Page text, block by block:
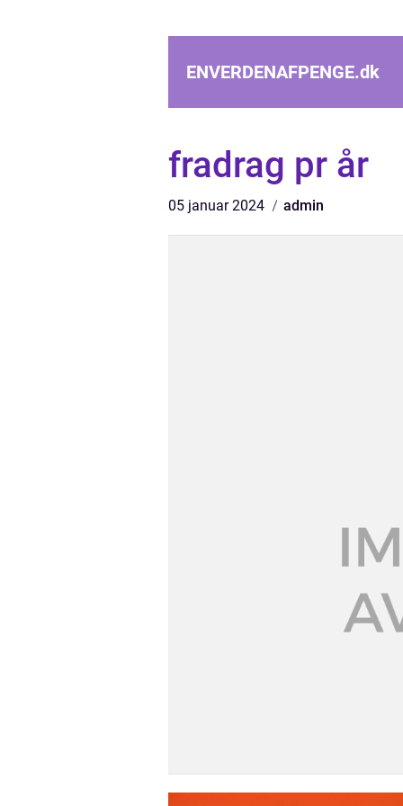
ENVERDENAFPENGE.dk
fradrag pr år
05 januar 2024 admin